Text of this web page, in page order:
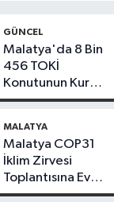
GÜNCEL
Malatya'da 8 Bin
456 TOKİ
Konutunun Kurası
Bugün Çekiliyor
MALATYA
Malatya COP31
İklim Zirvesi
Toplantısına Ev
Sahipliği Yaptı